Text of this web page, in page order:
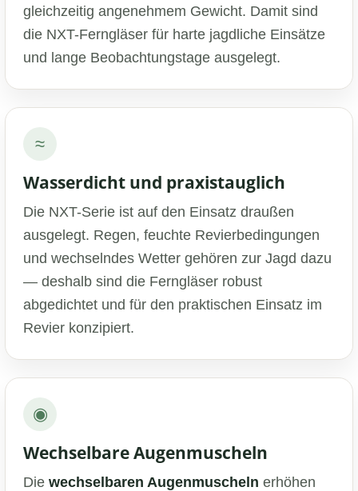
ORDER
gleichzeitig angenehmem Gewicht. Damit sind
die NXT-Ferngläser für harte jagdliche Einsätze
und lange Beobachtungstage ausgelegt.
≈
Wasserdicht und praxistauglich
Die NXT-Serie ist auf den Einsatz draußen
ausgelegt. Regen, feuchte Revierbedingungen
und wechselndes Wetter gehören zur Jagd dazu
— deshalb sind die Ferngläser robust
abgedichtet und für den praktischen Einsatz im
Revier konzipiert.
◉
Wechselbare Augenmuscheln
Die wechselbaren Augenmuscheln erhöhen